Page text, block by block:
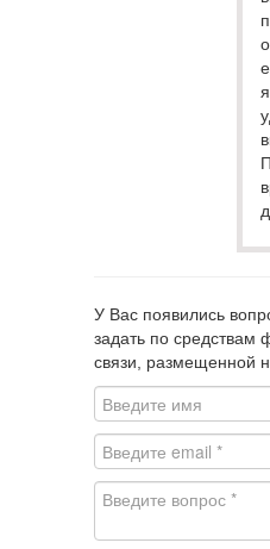
У Вас появились
задать по средствам
связи, размещенной